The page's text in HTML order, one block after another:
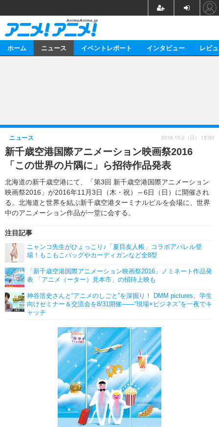
ゲーム グッズ
イベント 海外
イベントレポート
アニメ
海外イベント ビジネス
インタビュー
俳優・タレント アーティスト
ビジネス
アニメ 実写
書評 イベント
ゲーム 座談会
ホーム ニュース イベントレポート インタビュー レビ
新千歳空港国際アニメーション映画祭2016
「この世界の片隅に」ら招待作品発表
北海道の新千歳空港にて、「第3回 新千歳空港国際アニメーション
映画祭2016」が2016年11月3日（木・祝）～6日（日）に開催され
る。北海道と世界を結ぶ新千歳空港ターミナルビルを会場に、世界
中のアニメーション作品が一堂に会する。
ニュース
注目記事
ニャンコ先生がひょっこり♪「夏目友人帳」コラボアパレル登
場！もこもこバッグやカーディガンなど全8型
「新千歳空港国際アニメーション映画祭2016」ノミネート作品発
表 「アニメ（ーター）見本市」の招待上映も
神谷浩史さんと“アニメのしごと”を深掘り！ DMM pictures、学生
向けセミナー＆交流会を8/31開催――“現場×ビジネス”を一夜でキ
ャッチ
2016.10.2（日） 15:00